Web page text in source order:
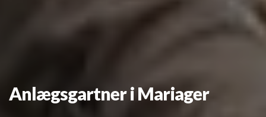
Anlægsgartner i Mariager